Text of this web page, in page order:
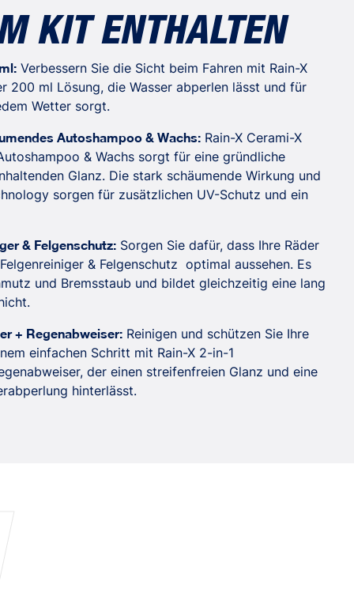
KIT ENTHALTEN
Verbessern Sie die Sicht beim Fahren mit Rain-X
200 ml Lösung, die Wasser abperlen lässt und für
Wetter sorgt.
Autoshampoo & Wachs: Rain-X Cerami-X
& Wachs sorgt für eine gründliche
Glanz. Die stark schäumende Wirkung und
sorgen für zusätzlichen UV-Schutz und ein
& Felgenschutz: Sorgen Sie dafür, dass Ihre Räder
& Felgenschutz optimal aussehen. Es
und Bremsstaub und bildet gleichzeitig eine lang
+ Regenabweiser: Reinigen und schützen Sie Ihre
einfachen Schritt mit Rain-X 2-in-1
der einen streifenfreien Glanz und eine
hinterlässt.